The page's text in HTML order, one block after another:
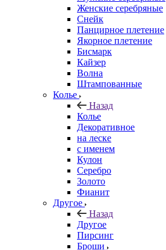
Женские серебряные
Снейк
Панцирное плетение
Якорное плетение
Бисмарк
Кайзер
Волна
Штампованные
Колье
Назад
Колье
Декоративное
на леске
с именем
Кулон
Серебро
Золото
Фианит
Другое
Назад
Другое
Пирсинг
Броши